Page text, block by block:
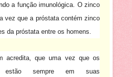
a função imunológica. O zinco
vez que a próstata contém zinco
da próstata entre os homens.
acredita, que uma vez que os
estão sempre em suas